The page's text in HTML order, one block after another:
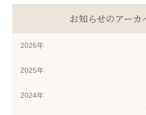
お知らせのアーカ
2026年
2025年
2024年